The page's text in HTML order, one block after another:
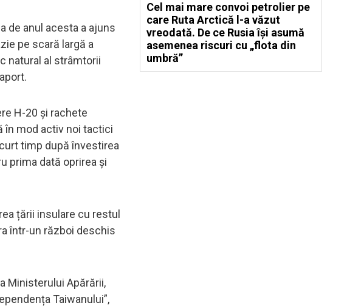
de anul acesta a ajuns
pe scară largă a
natural al strâmtorii
H-20 și rachete
în mod activ noi tactici
timp după învestirea
prima dată oprirea și
țării insulare cu restul
într-un război deschis
Ministerului Apărării,
Taiwanului”,
Cel mai mare convoi petrolier pe
care Ruta Arctică l-a văzut
vreodată. De ce Rusia își asumă
asemenea riscuri cu „flota din
umbră”